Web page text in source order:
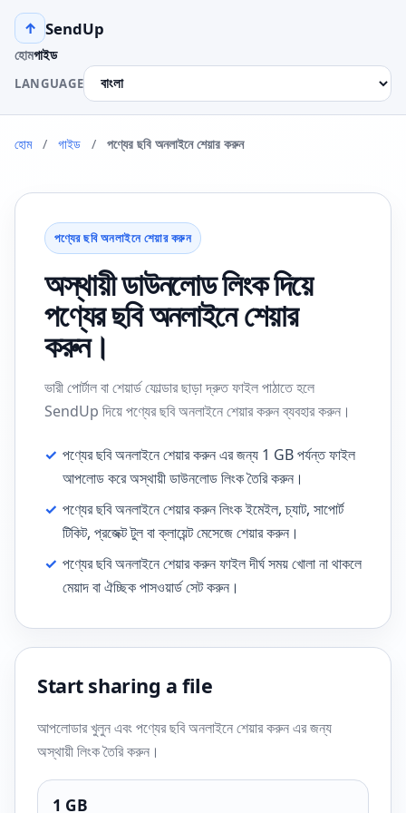
↑ SendUp
হোমগাইড
LANGUAGE
হোম / গাইড / পণ্যের ছবি অনলাইনে শেয়ার করুন
পণ্যের ছবি অনলাইনে শেয়ার করুন
অস্থায়ী ডাউনলোড লিংক দিয়ে
পণ্যের ছবি অনলাইনে শেয়ার
করুন।
ভারী পোর্টাল বা শেয়ার্ড ফোল্ডার ছাড়া দ্রুত ফাইল পাঠাতে হলে
SendUp দিয়ে পণ্যের ছবি অনলাইনে শেয়ার করুন ব্যবহার করুন।
✓ পণ্যের ছবি অনলাইনে শেয়ার করুন এর জন্য 1 GB পর্যন্ত ফাইল
আপলোড করে অস্থায়ী ডাউনলোড লিংক তৈরি করুন।
✓ পণ্যের ছবি অনলাইনে শেয়ার করুন লিংক ইমেইল, চ্যাট, সাপোর্ট
টিকিট, প্রজেক্ট টুল বা ক্লায়েন্ট মেসেজে শেয়ার করুন।
✓ পণ্যের ছবি অনলাইনে শেয়ার করুন ফাইল দীর্ঘ সময় খোলা না থাকলে
মেয়াদ বা ঐচ্ছিক পাসওয়ার্ড সেট করুন।
Start sharing a file
আপলোডার খুলুন এবং পণ্যের ছবি অনলাইনে শেয়ার করুন এর জন্য
অস্থায়ী লিংক তৈরি করুন।
1 GB